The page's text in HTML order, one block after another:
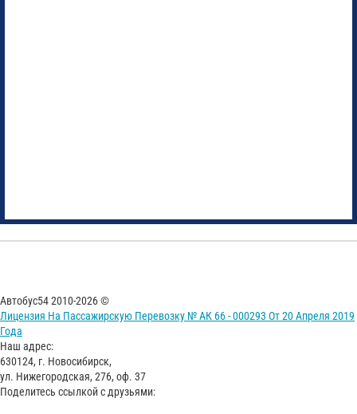
Автобус54 2010-2026 ©
Лицензия На Пассажирскую Перевозку № АК 66 - 000293 От 20 Апреля 2019
Года
Наш адрес:
630124, г. Новосибирск,
ул. Нижегородская, 276, оф. 37
Поделитесь ссылкой с друзьями: